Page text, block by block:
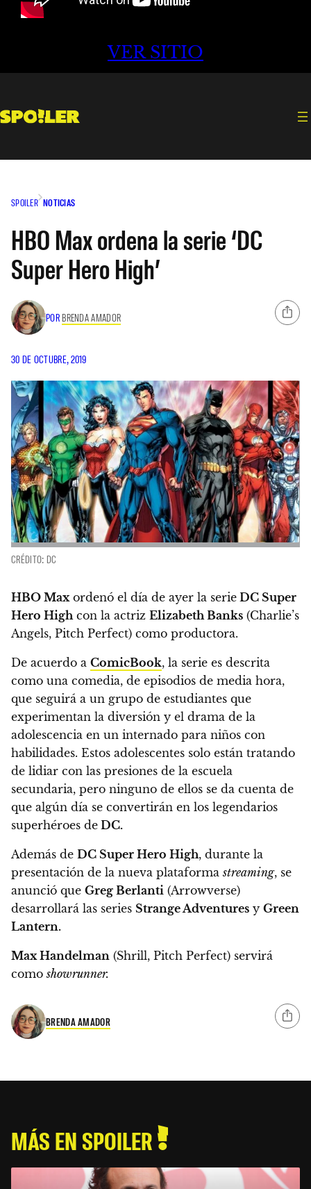
VER SITIO
SPOILER NOTICIAS
HBO Max ordena la serie ‘DC
Super Hero High’
POR BRENDA AMADOR
30 DE OCTUBRE, 2019
CRÉDITO: DC
HBO Maxordenó el día de ayer la serie DC Super
Hero Highcon la actriz Elizabeth Banks (Charlie’s
Angels, Pitch Perfect) como productora.
De acuerdo a ComicBook, la serie es descrita
como una comedia, de episodios de media hora,
que seguirá a un grupo de estudiantes que
experimentan la diversión y el drama de la
adolescencia en un internado para niños con
habilidades. Estos adolescentes solo están tratando
de lidiar con las presiones de la escuela
secundaria, pero ninguno de ellos se da cuenta de
que algún día se convertirán en los legendarios
superhéroes de DC.
Además de DC Super Hero High, durante la
presentación de la nueva plataformastreaming, se
anunció que Greg Berlanti (Arrowverse)
desarrollará las series Strange Adventures y Green
Lantern.
Max Handelman (Shrill, Pitch Perfect) servirá
comoshowrunner.
BRENDA AMADOR
MÁS EN SPOILER